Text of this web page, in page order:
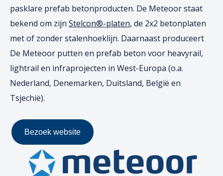
pasklare prefab betonproducten. De Meteoor staat
bekend om zijn Stelcon®-platen, de 2x2 betonplaten
met of zonder stalenhoeklijn. Daarnaast produceert
De Meteoor putten en prefab beton voor heavyrail,
lightrail en infraprojecten in West-Europa (o.a.
Nederland, Denemarken, Duitsland, België en
Tsjechië).
Bezoek website